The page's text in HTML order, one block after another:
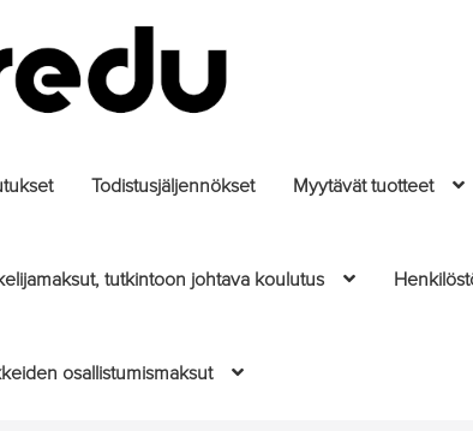
Todistusjäljennökset Myytävät tuotteet
tutkintoon johtava koulutus
osallistumismaksut